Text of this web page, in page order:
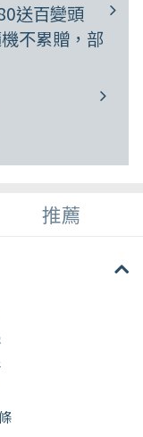
送百變頭
不累贈，部
推薦